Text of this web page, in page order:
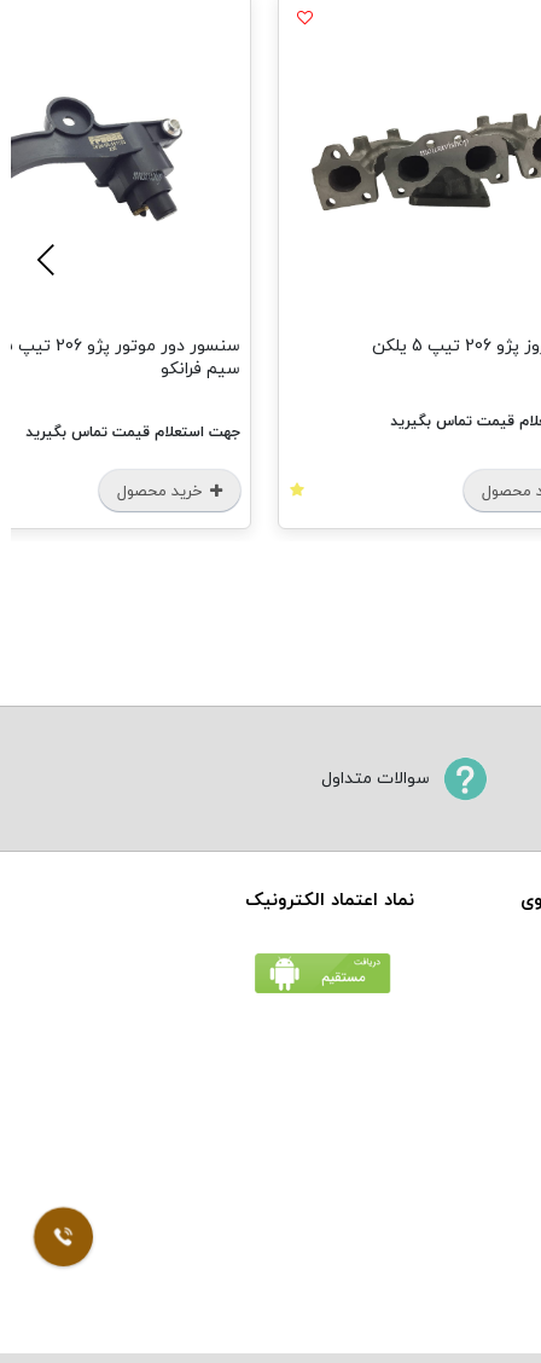
تیپ 5 یلکن
قیمت تماس بگیرید
محصول
سیم فرانکو
جهت استعلام قیمت تماس بگیرید
خرید محصول
سوالات متداول
نماد اعتماد الکترونیک